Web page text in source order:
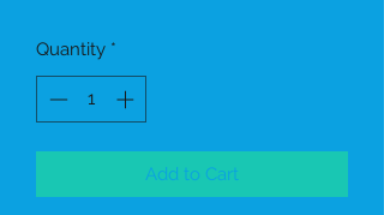
Quantity *
Add to Cart